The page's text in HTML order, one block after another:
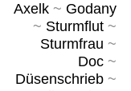
Axelk~ Godany
~ Sturmflut~
Sturmfrau ~
Doc~
Düsenschrieb~